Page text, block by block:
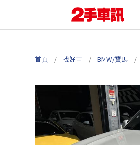
首頁 找好車 BMW/寶馬